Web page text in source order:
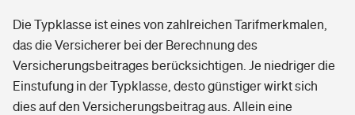
Die Typklasse ist eines von zahlreichen Tarifmerkmalen,
das die Versicherer bei der Berechnung des
Versicherungsbeitrages berücksichtigen. Je niedriger die
Einstufung in der Typklasse, desto günstiger wirkt sich
dies auf den Versicherungsbeitrag aus. Allein eine